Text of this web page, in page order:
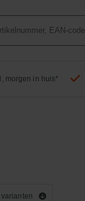
morgen in huis*